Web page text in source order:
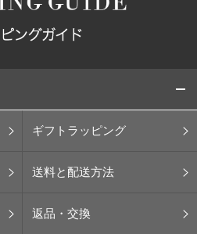
ギフトラッピング
送料と配送方法
返品・交換